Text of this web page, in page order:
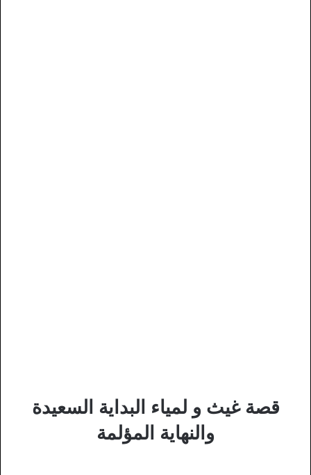
قصة غيث و لمياء البداية السعيدة
والنهاية المؤلمة